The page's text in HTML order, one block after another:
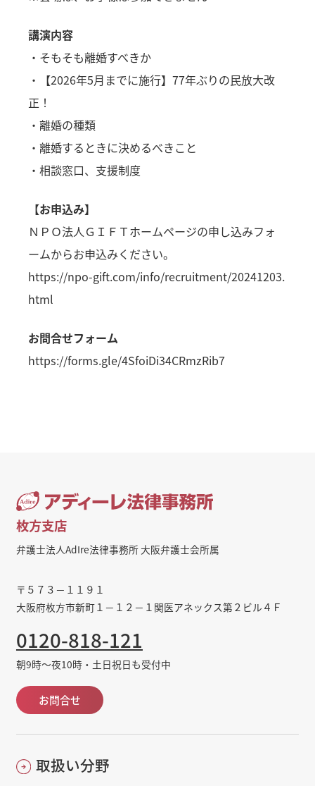
講演内容
・そもそも離婚すべきか
・【2026年5月までに施行】77年ぶりの民放大改
正！
・離婚の種類
・離婚するときに決めるべきこと
・相談窓口、支援制度
【お申込み】
ＮＰＯ法人ＧＩＦＴホームページの申し込みフォ
ームからお申込みください。
https://npo-gift.com/info/recruitment/20241203.
html
お問合せフォーム
https://forms.gle/4SfoiDi34CRmzRib7
枚方支店
弁護士法人AdIre法律事務所 大阪弁護士会所属
〒５７３－１１９１
大阪府枚方市新町１－１２－１関医アネックス第２ビル４Ｆ
0120-818-121
朝9時～夜10時・土日祝日も受付中
お問合せ
取扱い分野